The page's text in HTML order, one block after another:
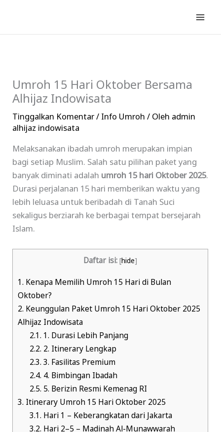
konten
Umroh 15 Hari Oktober Bersama
Alhijaz Indowisata
Tinggalkan Komentar/ Info Umroh / Oleh admin
alhijaz indowisata
Melaksanakan ibadah umroh merupakan impian
bagi setiap Muslim. Salah satu pilihan paket yang
banyak diminati adalah umroh 15 hari Oktober 2025.
Durasi perjalanan 15 hari memberikan waktu yang
lebih leluasa untuk beribadah di Tanah Suci
sekaligus berziarah ke berbagai tempat bersejarah
Islam.
Daftar isi: [hide]
1. Kenapa Memilih Umroh 15 Hari di Bulan
Oktober?
2. Keunggulan Paket Umroh 15 Hari Oktober 2025
Alhijaz Indowisata
2.1. 1. Durasi Lebih Panjang
2.2. 2. Itinerary Lengkap
2.3. 3. Fasilitas Premium
2.4. 4. Bimbingan Ibadah
2.5. 5. Berizin Resmi Kemenag RI
3. Itinerary Umroh 15 Hari Oktober 2025
3.1. Hari 1 – Keberangkatan dari Jakarta
3.2. Hari 2–5 – Madinah Al-Munawwarah